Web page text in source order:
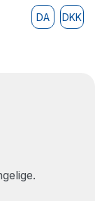
DA DKK